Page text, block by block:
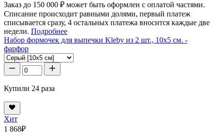
Заказ до 150 000 ₽ может быть оформлен с оплатой частями.
Списание происходит равными долями, первый платеж
списывается сразу, 4 остальных платежа вносится каждые две
недели. Подробнее
Набор формочек для выпечки Kleby из 2 шт., 10x5 см. -
фарфор
Купили 24 раза
Хит
1 868₽